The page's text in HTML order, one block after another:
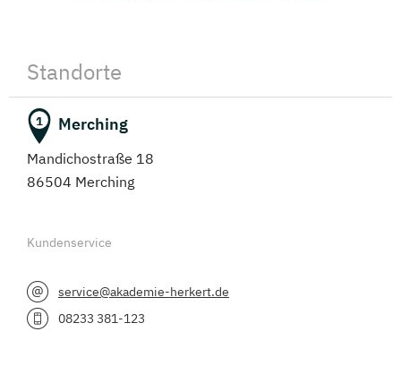
Standorte
1 Merching
Mandichostraße 18
86504 Merching
Kundenservice
service@akademie-herkert.de
08233 381-123